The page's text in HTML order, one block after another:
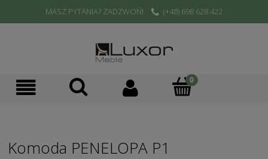
MASZ PYTANIA? ZADZWOŃ! (+48) 698 628 422
Komoda PENELOPA P1